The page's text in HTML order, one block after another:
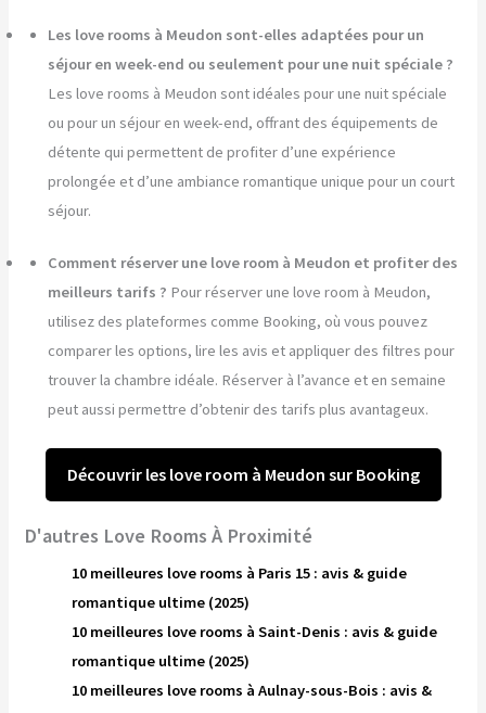
Les love rooms à Meudon sont-elles adaptées pour un
séjour en week-end ou seulement pour une nuit spéciale ?
Les love rooms à Meudon sont idéales pour une nuit spéciale
ou pour un séjour en week-end, offrant des équipements de
détente qui permettent de profiter d’une expérience
prolongée et d’une ambiance romantique unique pour un court
séjour.
Comment réserver une love room à Meudon et profiter des
meilleurs tarifs ? Pour réserver une love room à Meudon,
utilisez des plateformes comme Booking, où vous pouvez
comparer les options, lire les avis et appliquer des filtres pour
trouver la chambre idéale. Réserver à l’avance et en semaine
peut aussi permettre d’obtenir des tarifs plus avantageux.
Découvrir les love room à Meudon sur Booking
D'autres Love Rooms À Proximité
10 meilleures love rooms à Paris 15 : avis & guide
romantique ultime (2025)
10 meilleures love rooms à Saint-Denis : avis & guide
romantique ultime (2025)
10 meilleures love rooms à Aulnay-sous-Bois : avis &